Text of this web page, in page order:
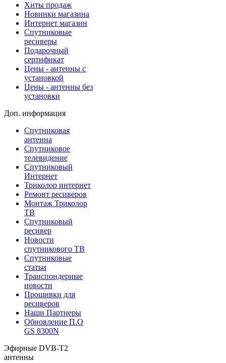
Хиты продаж
Новинки магазина
Интернет магазин
Спутниковые
ресиверы
Подарочный
сертификат
Цены - антенны с
установкой
Цены - антенны без
установки
Доп. информация
Спутниковая
антенна
Спутниковое
телевидение
Спутниковый
Интернет
Триколор интернет
Ремонт ресиверов
Монтаж Триколор
ТВ
Спутниковый
ресивер
Новости
спутникового ТВ
Спутниковые
статьи
Транспондерные
новости
Прошивки для
ресиверов
Наши Партнеры
Обновление П.О
GS 8300N
Эфирные DVB-T2
антенны